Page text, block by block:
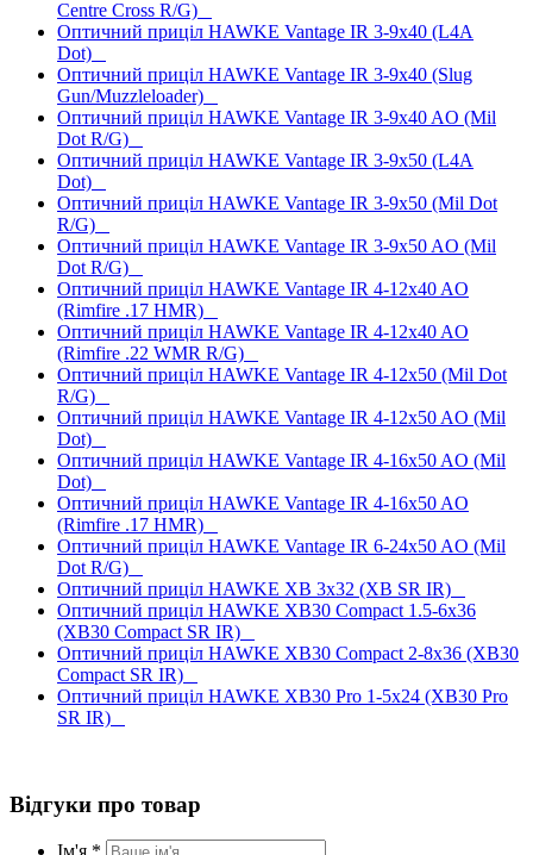
Centre Cross R/G)
Оптичний приціл HAWKE Vantage IR 3-9x40 (L4A
Dot)
Оптичний приціл HAWKE Vantage IR 3-9x40 (Slug
Gun/Muzzleloader)
Оптичний приціл HAWKE Vantage IR 3-9x40 AO (Mil
Dot R/G)
Оптичний приціл HAWKE Vantage IR 3-9x50 (L4A
Dot)
Оптичний приціл HAWKE Vantage IR 3-9x50 (Mil Dot
R/G)
Оптичний приціл HAWKE Vantage IR 3-9x50 AO (Mil
Dot R/G)
Оптичний приціл HAWKE Vantage IR 4-12x40 AO
(Rimfire .17 HMR)
Оптичний приціл HAWKE Vantage IR 4-12x40 AO
(Rimfire .22 WMR R/G)
Оптичний приціл HAWKE Vantage IR 4-12x50 (Mil Dot
R/G)
Оптичний приціл HAWKE Vantage IR 4-12x50 AO (Mil
Dot)
Оптичний приціл HAWKE Vantage IR 4-16x50 AO (Mil
Dot)
Оптичний приціл HAWKE Vantage IR 4-16x50 AO
(Rimfire .17 HMR)
Оптичний приціл HAWKE Vantage IR 6-24x50 AO (Mil
Dot R/G)
Оптичний приціл HAWKE XB 3x32 (XB SR IR)
Оптичний приціл HAWKE XB30 Compact 1.5-6x36
(XB30 Compact SR IR)
Оптичний приціл HAWKE XB30 Compact 2-8x36 (XB30
Compact SR IR)
Оптичний приціл HAWKE XB30 Pro 1-5x24 (XB30 Pro
SR IR)
Відгуки про товар